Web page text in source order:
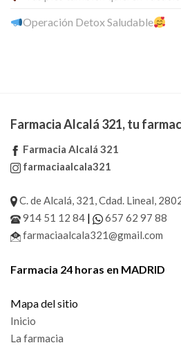
Operación Detox Saludable
Farmacia Alcalá 321, tu
Farmacia Alcalá 321
farmaciaalcala321
C. de Alcalá, 321, Cdad. Lineal,
914 51 12 84 |
657 62 97 88
farmaciaalcala321@gmail.com
Farmacia 24 horas en MADRID
Mapa del sitio
Inicio
La farmacia